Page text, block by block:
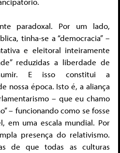
paradoxal. Por um lado,
tinha-se a “democracia” –
e eleitoral inteiramente
reduzidas a liberdade de
E isso constitui a
nossa época. Isto é, a aliança
– que eu chamo
– funcionando como se fosse
em uma escala mundial. Por
presença do relativismo.
de que todas as culturas